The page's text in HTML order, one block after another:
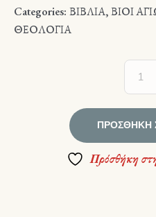
Categories: ΒΙΒΛΙΑ,ΒΙΟΙ
ΘΕΟΛΟΓΙΑ
ΠΡΟΣΘΉΚΗ
Πρόσθήκη